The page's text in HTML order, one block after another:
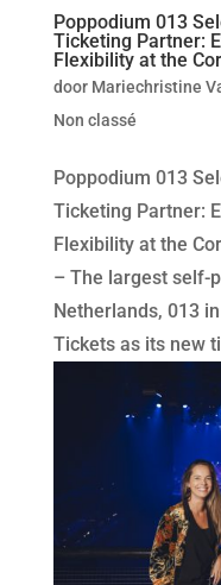
Poppodium 013
Ticketing Partner:
Flexibility at the
door Mariechristine
Non classé
Poppodium 013
Ticketing Partner:
Flexibility at the
– The largest self-
Netherlands, 013
Tickets as its new